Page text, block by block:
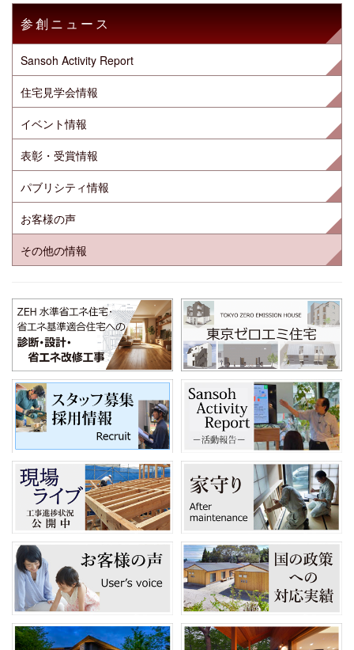
参創ニュース
Sansoh Activity Report
住宅見学会情報
イベント情報
表彰・受賞情報
パブリシティ情報
お客様の声
その他の情報